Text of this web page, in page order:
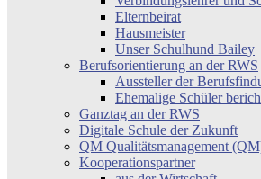
Elternbeirat
Hausmeister
Unser Schulhund Bailey
Berufsorientierung an der RWS
Aussteller der
Ehemalige Schüler
Ganztag an der RWS
Digitale Schule der Zukunft
QM Qualitätsmanagement
Kooperationspartner